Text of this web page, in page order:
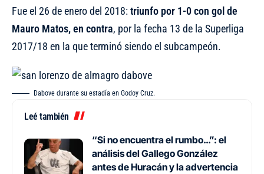
Fue el 26 de enero del 2018:triunfo por 1-0 con gol de
Mauro Matos, en contra, por la fecha 13 de la Superliga
2017/18 en la que terminó siendo el subcampeón.
Dabove durante su estadía en Godoy Cruz.
Leé también
“Si no encuentra el rumbo…”: el
análisis del Gallego González
antes de Huracán y la advertencia